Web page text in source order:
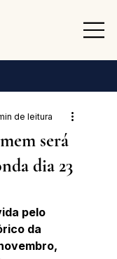
será
dia 23
de leitura
pelo
da